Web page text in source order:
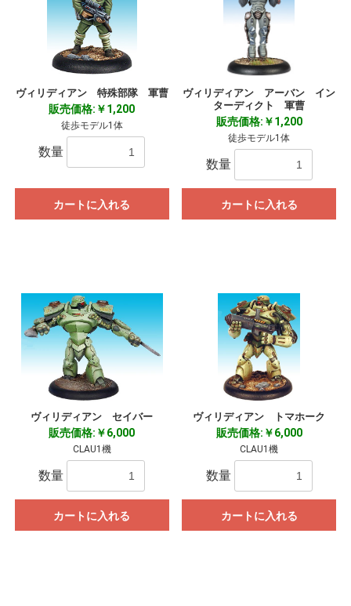
ヴィリディアン 特殊部隊 軍曹
販売価格:￥1,200
徒歩モデル1体
数量
カートに入れる
ヴィリディアン アーバン イン
ターディクト 軍曹
販売価格:￥1,200
徒歩モデル1体
数量
カートに入れる
ヴィリディアン セイバー
販売価格:￥6,000
CLAU1機
数量
カートに入れる
ヴィリディアン トマホーク
販売価格:￥6,000
CLAU1機
数量
カートに入れる